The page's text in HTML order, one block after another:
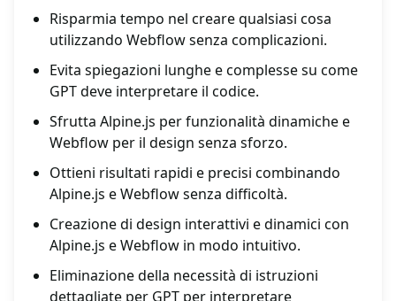
Risparmia tempo nel creare qualsiasi cosa
utilizzando Webflow senza complicazioni.
Evita spiegazioni lunghe e complesse su come
GPT deve interpretare il codice.
Sfrutta Alpine.js per funzionalità dinamiche e
Webflow per il design senza sforzo.
Ottieni risultati rapidi e precisi combinando
Alpine.js e Webflow senza difficoltà.
Creazione di design interattivi e dinamici con
Alpine.js e Webflow in modo intuitivo.
Eliminazione della necessità di istruzioni
dettagliate per GPT per interpretare